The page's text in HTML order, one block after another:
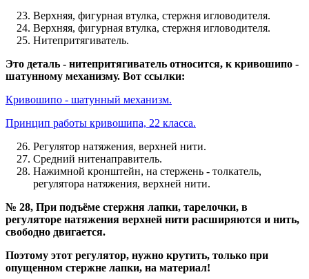
Верхняя, фигурная втулка, стержня игловодителя.
Верхняя, фигурная втулка, стержня игловодителя.
Нитепритягиватель.
Это деталь - нитепритягиватель относится, к кривошипо -
шатунному механизму. Вот ссылки:
Кривошипо - шатунный механизм.
Принцип работы кривошипа, 22 класса.
Регулятор натяжения, верхней нити.
Средний нитенаправитель.
Нажимной кронштейн, на стержень - толкатель,
регулятора натяжения, верхней нити.
№ 28, При подъёме стержня лапки, тарелочки, в
регуляторе натяжения верхней нити расширяются и нить,
свободно двигается.
Поэтому этот регулятор, нужно крутить, только при
опущенном стержне лапки, на материал!